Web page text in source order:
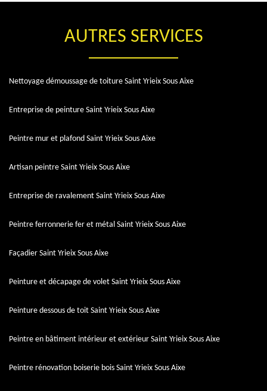
AUTRES SERVICES
Nettoyage démoussage de toiture Saint Yrieix Sous Aixe
Entreprise de peinture Saint Yrieix Sous Aixe
Peintre mur et plafond Saint Yrieix Sous Aixe
Artisan peintre Saint Yrieix Sous Aixe
Entreprise de ravalement Saint Yrieix Sous Aixe
Peintre ferronnerie fer et métal Saint Yrieix Sous Aixe
Façadier Saint Yrieix Sous Aixe
Peinture et décapage de volet Saint Yrieix Sous Aixe
Peinture dessous de toit Saint Yrieix Sous Aixe
Peintre en bâtiment intérieur et extérieur Saint Yrieix Sous Aixe
Peintre rénovation boiserie bois Saint Yrieix Sous Aixe